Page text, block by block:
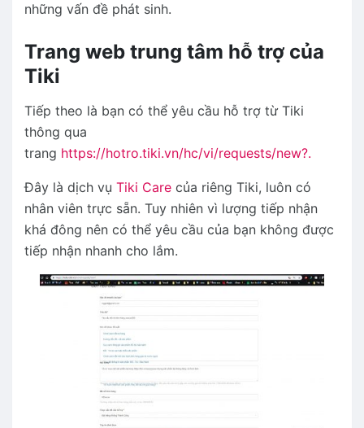
những vấn đề phát sinh.
Trang web trung tâm hỗ trợ của
Tiki
Tiếp theo là bạn có thể yêu cầu hỗ trợ từ Tiki
thông qua
trang https://hotro.tiki.vn/hc/vi/requests/new?.
Đây là dịch vụ Tiki Care của riêng Tiki, luôn có
nhân viên trực sẵn. Tuy nhiên vì lượng tiếp nhận
khá đông nên có thể yêu cầu của bạn không được
tiếp nhận nhanh cho lắm.